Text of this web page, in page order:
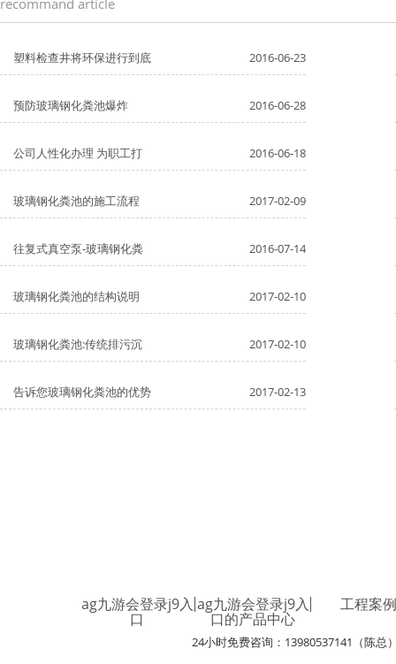
recommand article
塑料检查井将环保进行到底 2016-06-23
预防玻璃钢化粪池爆炸 2016-06-28
公司人性化办理 为职工打 2016-06-18
玻璃钢化粪池的施工流程 2017-02-09
往复式真空泵-玻璃钢化粪 2016-07-14
玻璃钢化粪池的结构说明 2017-02-10
玻璃钢化粪池:传统排污沉 2017-02-10
告诉您玻璃钢化粪池的优势 2017-02-13
ag九游会登录j9入
口
ag九游会登录j9入
口的产品中心
工程案例
24小时免费咨询：13980537141（陈总